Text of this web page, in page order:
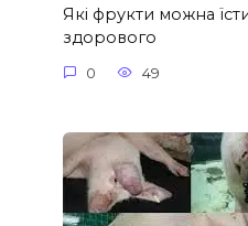
Які фрукти можна
здорового
0 49